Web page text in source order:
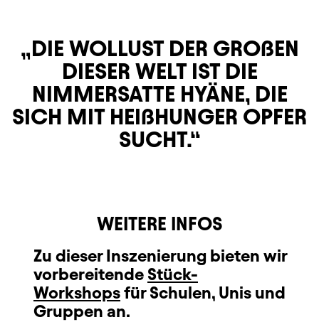
DIE WOLLUST DER GROßEN
DIESER WELT IST DIE
NIMMERSATTE HYÄNE, DIE
SICH MIT HEIßHUNGER OPFER
SUCHT.
WEITERE INFOS
Zu dieser Inszenierung bieten wir
vorbereitende Stück-
Workshopsfür Schulen, Unis und
Gruppen an.